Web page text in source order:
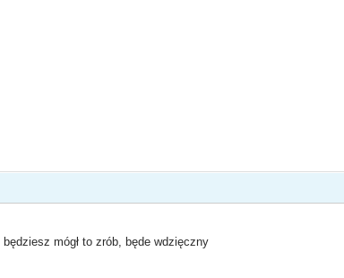
mógł to zrób, będe wdzięczny